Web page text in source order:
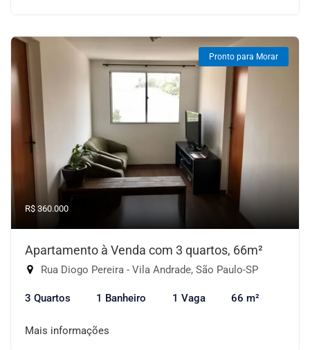
Pronto para Morar
R$ 360.000
Apartamento à Venda com 3 quartos, 66m²
Rua Diogo Pereira - Vila Andrade, São Paulo-SP
3 Quartos 1 Banheiro 1 Vaga 66 m²
Mais informações